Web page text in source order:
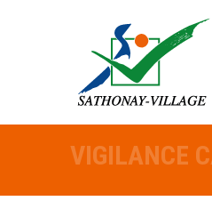
VIGILANCE